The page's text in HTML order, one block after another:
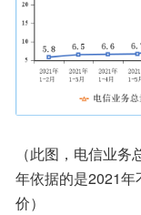
（此图，电信业
年依据的是2021
价）